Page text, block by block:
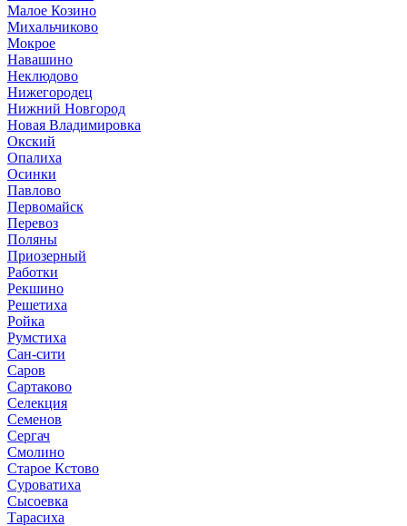
Малое Козино
Михальчиково
Мокрое
Навашино
Неклюдово
Нижегородец
Нижний Новгород
Новая Владимировка
Окский
Опалиха
Осинки
Павлово
Первомайск
Перевоз
Поляны
Приозерный
Работки
Рекшино
Решетиха
Ройка
Румстиха
Сан-сити
Саров
Сартаково
Селекция
Семенов
Сергач
Смолино
Старое Кстово
Суроватиха
Сысоевка
Тарасиха